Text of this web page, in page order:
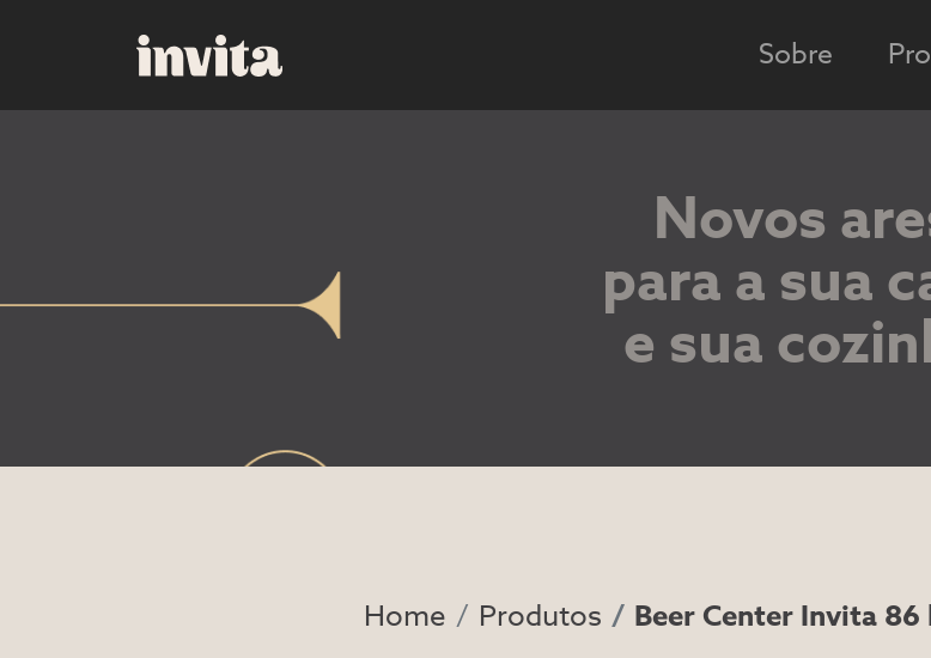
Sobre
Novos
para a sua
e sua
Home Produtos Beer Center Invita